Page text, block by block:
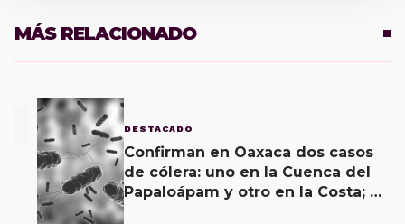
MÁS RELACIONADO
DESTACADO
Confirman en Oaxaca dos casos
de cólera: uno en la Cuenca del
Papaloápam y otro en la Costa; el